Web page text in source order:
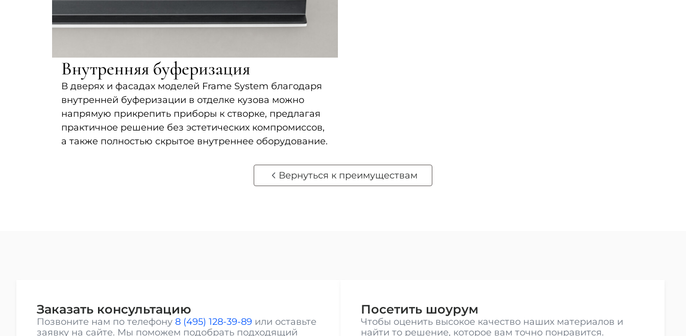
Внутренняя буферизация
В дверях и фасадах моделей Frame System благодаря
внутренней буферизации в отделке кузова можно
напрямую прикрепить приборы к створке, предлагая
практичное решение без эстетических компромиссов,
а также полностью скрытое внутреннее оборудование.
Вернуться к преимуществам
Заказать консультацию
Позвоните нам по телефону 8 (495) 128-39-89 или оставьте
заявку на сайте. Мы поможем подобрать подходящий
Посетить шоурум
Чтобы оценить высокое качество наших материалов и
найти то решение, которое вам точно понравится.